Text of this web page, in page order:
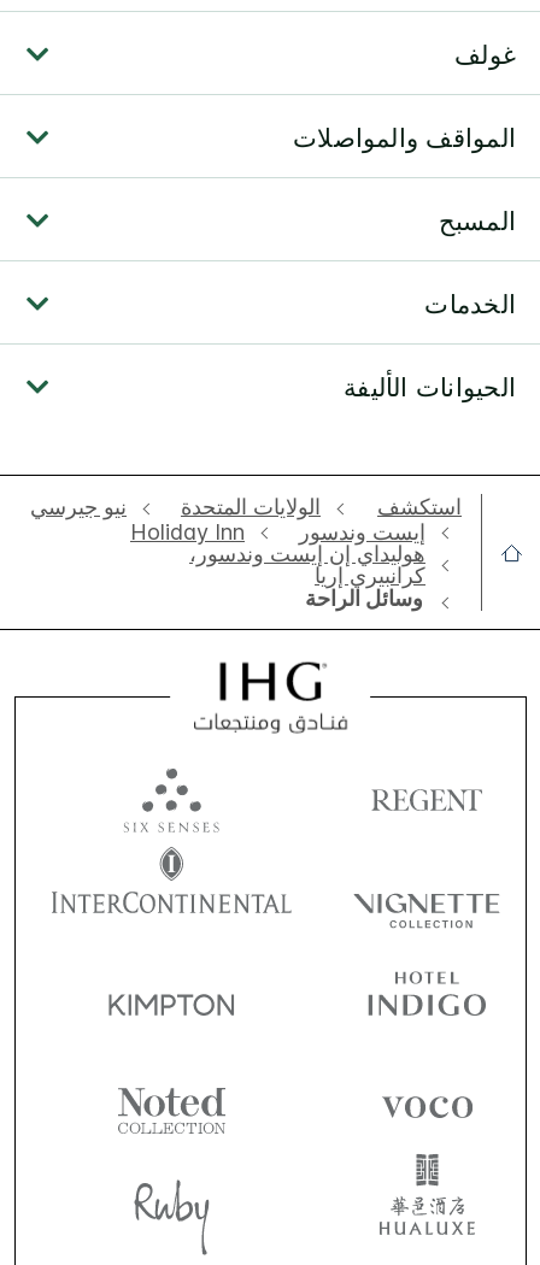
غولف
المواقف والمواصلات
المسبح
الخدمات
الحيوانات الأليفة
استكشف الولايات المتحدة
نيو جيرسي
إيست وندسور
Holiday Inn
هوليداي إن إيست وندسور،
كرانبيري إريا
وسائل الراحة